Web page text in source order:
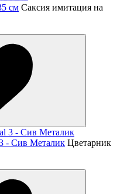
см Саксия имитация на
- Сив Металик Цветарник